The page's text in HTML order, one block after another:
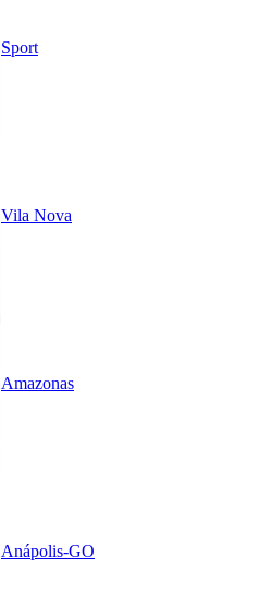
Sport
Vila Nova
Amazonas
Anápolis-GO